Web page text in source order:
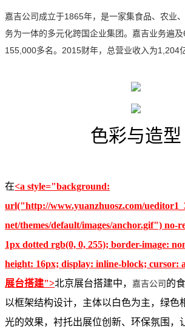
嘉吉公司成立于1865年，是一家集食品、农业
务为一体的多元化跨国企业集团。嘉吉业务遍
155,000多名。2015财年，总营业收入为1,204
色彩与造型
在<a style="background:
url("http://www.yuanzhuosz.com/
net/themes/default/images/anchor.gif") no-
1px dotted rgb(0, 0, 255); border-image:
height: 16px; display: inline-block; cursor:
展台搭建">北京展台搭建中， 嘉吉公司的
以框架结构设计，主体以白色为主，绿色
光的效果，衬托出展位创新、环保氛围，